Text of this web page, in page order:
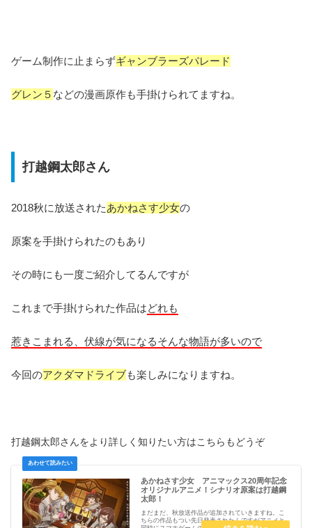
ゲーム制作に止まらずギャンブラーズパレード
グレン５ などの漫画原作も手掛けられてますね。
打越鋼太郎さん
2018秋に放送されたあかねさす少女の
原案を手掛けられたのもあり
その時にも一度ご紹介してるんですが
これまで手掛けられた作品はどれも
惹きこまれる、伏線が気になるそんな物語が多いので
今回のアクダマドライブも楽しみになりますね。
打越鋼太郎さんをより詳しく知りたい方はこちらもどうぞ
あかねさす少女 アニマックス20周年記念
オリジナルアニメ！シナリオ原案は打越鋼
太郎！
まだまだ、秋放送作品が追加されていきますね。こ
ちらの作品もつい先日発表されたんですがアニメと